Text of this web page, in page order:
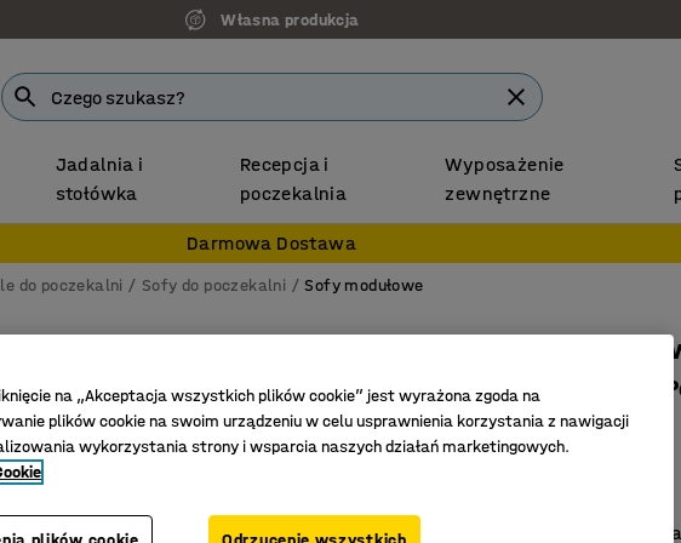
Własna produkcja
Jadalnia i
stołówka
Recepcja i
poczekalnia
Wyposażenie
zewnętrzne
Darmowa Dostawa
do poczekalni Sofy do poczekalni Sofy modułowe
Siedzisko
3-osobowe, tkanina
Nr art.:3862225
Nogi ułatwiające
na „Akceptacja wszystkich plików cookie” jest wyrażona zgoda na
plików cookie na swoim urządzeniu w celu usprawnienia korzystania z nawigacji
wykorzystania strony i wsparcia naszych działań marketingowych.